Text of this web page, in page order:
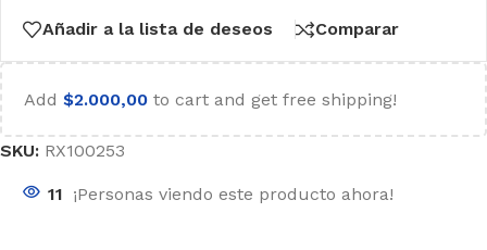
Añadir a la lista de deseos Comparar
Add $2.000,00 to cart and get free shipping!
SKU: RX100253
11 ¡Personas viendo este producto ahora!